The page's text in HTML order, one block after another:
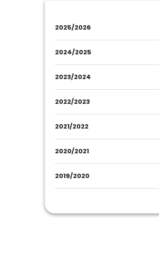
2025/2026
2024/2025
2023/2024
2022/2023
2021/2022
2020/2021
2019/2020